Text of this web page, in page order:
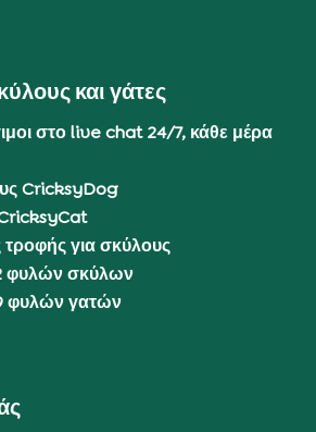
και γάτες
στο live chat 24/7, κάθε μέρα
CricksyDog
τροφής για σκύλους
φυλών σκύλων
φυλών γατών